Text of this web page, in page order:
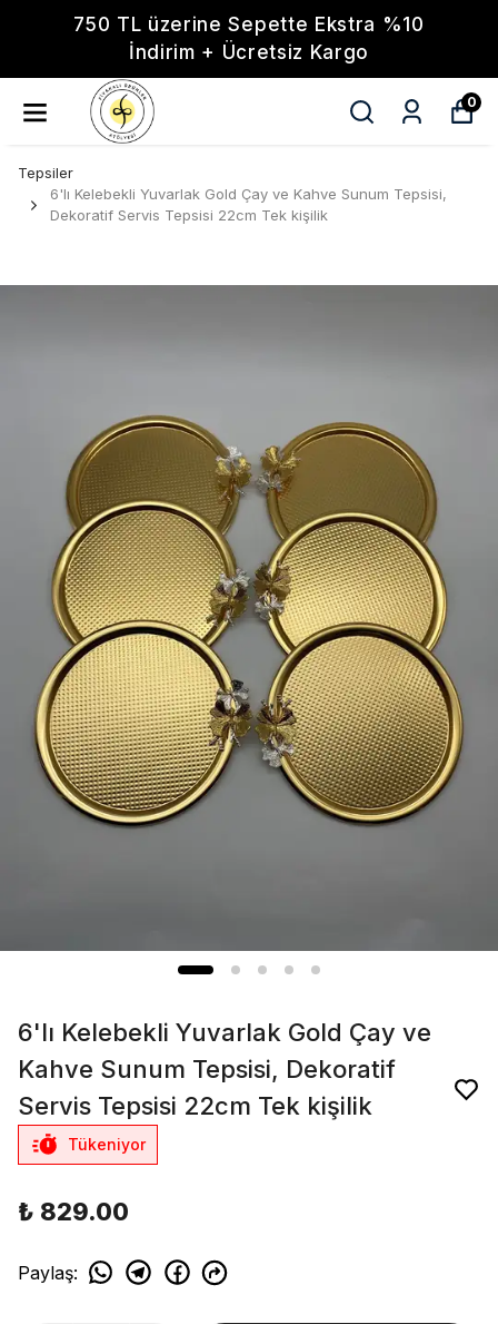
750 TL üzerine Sepette Ekstra %10
İndirim + Ücretsiz Kargo
0
Tepsiler
6'lı Kelebekli Yuvarlak Gold Çay ve Kahve Sunum Tepsisi,
Dekoratif Servis Tepsisi 22cm Tek kişilik
6'lı Kelebekli Yuvarlak Gold Çay ve
Kahve Sunum Tepsisi, Dekoratif
Servis Tepsisi 22cm Tek kişilik
Tükeniyor
₺ 829.00
Paylaş: